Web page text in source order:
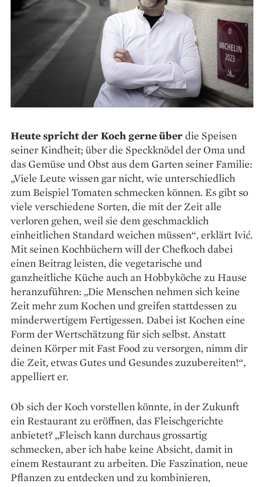
Heute spricht der Koch gerne überdie Speisen
seiner Kindheit; über die Speckknödel der Oma und
das Gemüse und Obst aus dem Garten seiner Familie:
„Viele Leute wissen gar nicht, wie unterschiedlich
zum Beispiel Tomaten schmecken können. Es gibt so
viele verschiedene Sorten, die mit der Zeit alle
verloren gehen, weil sie dem geschmacklich
einheitlichen Standard ­weichen müssen“, erklärt Ivić.
Mit seinen Kochbüchern will der Chefkoch dabei
einen Beitrag leisten, die vegetarische und
ganzheitliche ­Küche auch an Hobbyköche zu Hause
heranzuführen: „Die Menschen nehmen sich keine
Zeit mehr zum Kochen und greifen stattdessen zu
minder­wertigem Fertigessen. Dabei ist Kochen eine
Form der Wertschätzung für sich selbst. Anstatt
deinen Körper mit Fast Food zu versorgen, nimm dir
die Zeit, etwas Gutes und Gesundes zuzu­bereiten!“,
appelliert er.
Ob sich der Koch vorstellen könnte, in der Zukunft
ein Restaurant zu eröffnen, das Fleischgerichte
anbietet? „Fleisch kann durchaus grossartig
schmecken, aber ich habe keine Absicht, damit in
einem Restaurant zu arbeiten. Die Fas­zination, neue
Pflanzen zu entdecken und zu kombinieren,